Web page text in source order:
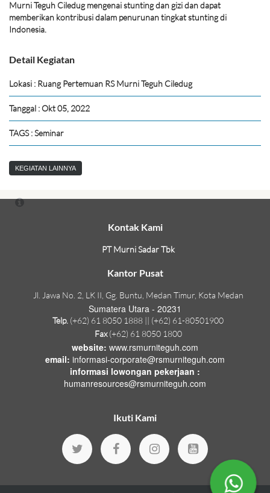
Murni Teguh Ciledug mengenai stunting dan gizi dan dapat
memberikan kontribusi dalam penurunan tingkat stunting di
Indonesia.
Detail Kegiatan
Lokasi : Ruang Pertemuan RS Murni Teguh Ciledug
Tanggal : Okt 05, 2022
TAGS : Seminar
KEGIATAN LAINNYA
Kontak Kami
PT Murni Sadar Tbk
Kantor Pusat
Jl. Jawa No. 2, LK II, Gg. Buntu, Medan Timur, Kota Medan
Sumatera Utara - 20231
Telp. (+62) 61 8050 1888 || (+62) 61-80501900
Fax(+62) 61 8050 1800
website: www.rsmurniteguh.com
email: informasi-corporate@rsmurniteguh.com
informasi lowongan pekerjaan :
humanresources@rsmurniteguh.com
Ikuti Kami